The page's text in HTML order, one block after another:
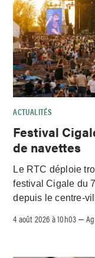
ACTUALITÉS
Festival
de navettes
Le RTC déploie
festival Cigale du
depuis le centre-
4 août 2026 à 10h03 –